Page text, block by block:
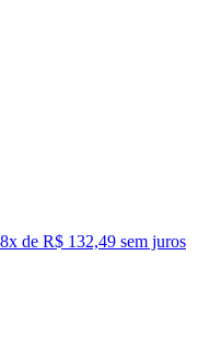
8x de R$ 132,49 sem juros